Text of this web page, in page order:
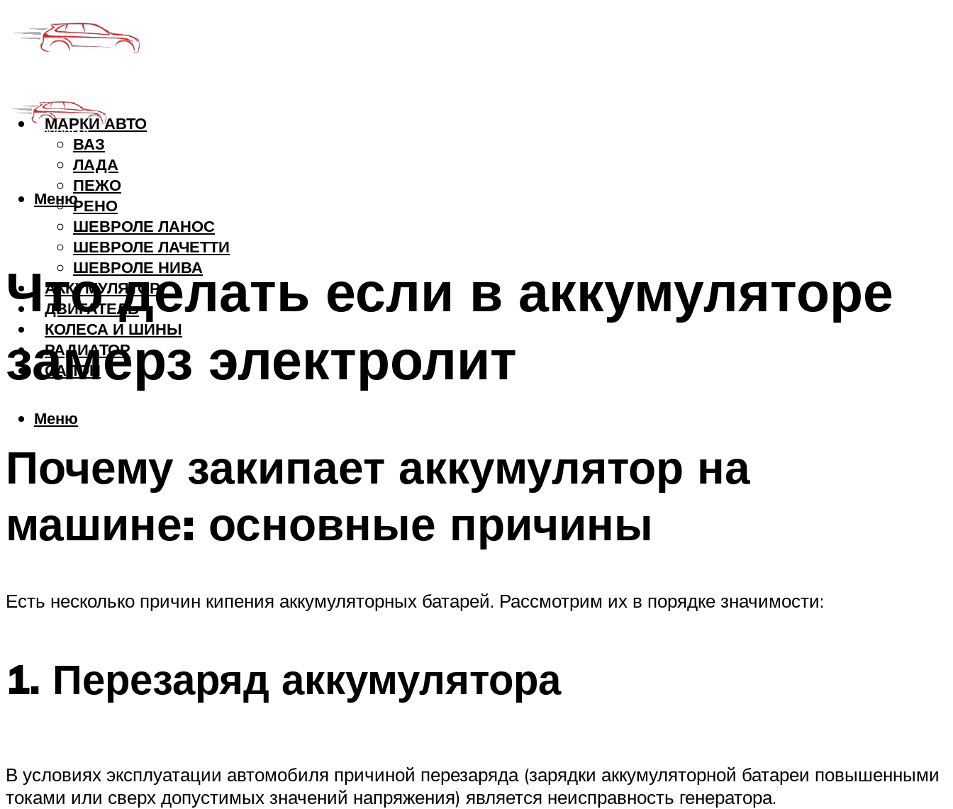
МАРКИ АВТО
ВАЗ
ЛАДА
ПЕЖО
РЕНО
ШЕВРОЛЕ ЛАНОС
ШЕВРОЛЕ ЛАЧЕТТИ
ШЕВРОЛЕ НИВА
АККУМУЛЯТОР
ДВИГАТЕЛЬ
КОЛЕСА И ШИНЫ
РАДИАТОР
САЛОН
Меню
Меню
Что делать если в аккумуляторе
замерз электролит
Почему закипает аккумулятор на
машине: основные причины
Есть несколько причин кипения аккумуляторных батарей. Рассмотрим их в порядке значимости:
1. Перезаряд аккумулятора
В условиях эксплуатации автомобиля причиной перезаряда (зарядки аккумуляторной батареи повышенными
токами или сверх допустимых значений напряжения) является неисправность генератора.